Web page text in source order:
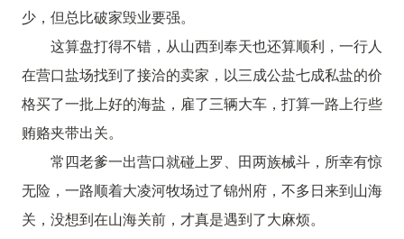
少，但总比破家毁业要强。
这算盘打得不错，从山西到奉天也还算顺利，一行人
在营口盐场找到了接洽的卖家，以三成公盐七成私盐的价
格买了一批上好的海盐，雇了三辆大车，打算一路上行些
贿赂夹带出关。
常四老爹一出营口就碰上罗、田两族械斗，所幸有惊
无险，一路顺着大凌河牧场过了锦州府，不多日来到山海
关，没想到在山海关前，才真是遇到了大麻烦。